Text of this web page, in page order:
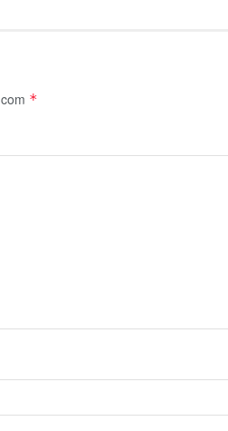
*